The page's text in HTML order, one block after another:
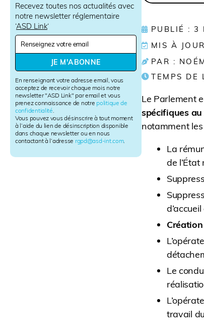
Recevez toutes nos actualités avec
notre newsletter réglementaire
‘ASD Link‘
N
s
l
e
t
t
e
r
S
i
En renseignant votre adresse email, vous
acceptez de recevoir chaque mois notre
newsletter "ASD Link" par email et vous
prenez connaissance de notre politique de
confidentialité
Vous pouvez vous désinscrire à tout moment
à l’aide du lien de désinscription disponible
dans chaque newsletter ou en nous
contactant à l’adresse rgpd@asd-int.com.
JE M'ABONNE
PUBLIÉ : 3
MIS À
PAR :
TEMPS DE
Le Parlement
spécifiques
notamment
La
de l’État
Le
travail